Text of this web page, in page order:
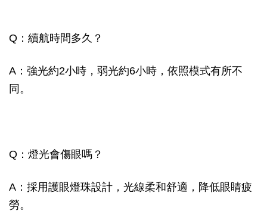
Q：續航時間多久？
A：強光約2小時，弱光約6小時，依照模式有所不
同。
Q：燈光會傷眼嗎？
A：採用護眼燈珠設計，光線柔和舒適，降低眼睛疲
勞。